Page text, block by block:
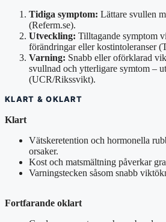
Tidiga symptom: Lättare svullen
(Referm.se).
Utveckling: Tilltagande symptom
förändringar eller kostintoleranser
Varning: Snabb eller oförklarad
svullnad och ytterligare symtom –
(UCR/Rikssvikt).
KLART & OKLART
Klart
Vätskeretention och hormonella
orsaker.
Kost och matsmältning påverkar
Varningstecken såsom snabb
Fortfarande oklart